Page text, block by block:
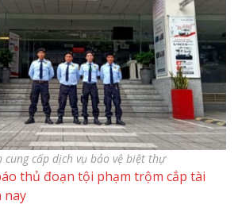
cung cấp dịch vụ bảo vệ biệt thự
thủ đoạn tội phạm trộm cắp tài
nay